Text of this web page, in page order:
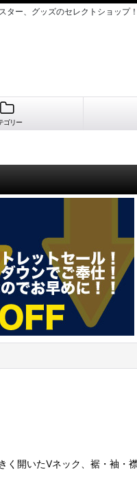
ー、グッズのセレクトショップ！
ゴリー
開いたVネック、裾・袖・